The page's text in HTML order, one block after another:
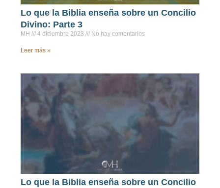
Lo que la Biblia enseña sobre un Concilio
Divino: Parte 3
MH 4 diciembre 2023 No hay comentarios
Leer más »
Lo que la Biblia enseña sobre un Concilio